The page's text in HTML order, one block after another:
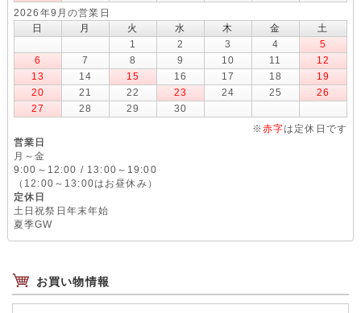
2026年9月の営業日
日
月 火 水 木 金
土
1
2 3 4
5
6
7 8 9 10 11
12
13
14 15 16 17 18
19
20
21 22 23 24 25
26
27
28 29 30
※赤字は定休日です
営業日
月～金
9:00～12:00 / 13:00～19:00
（12:00～13:00はお昼休み）
定休日
土日祝祭日年末年始
夏季GW
お買い物情報